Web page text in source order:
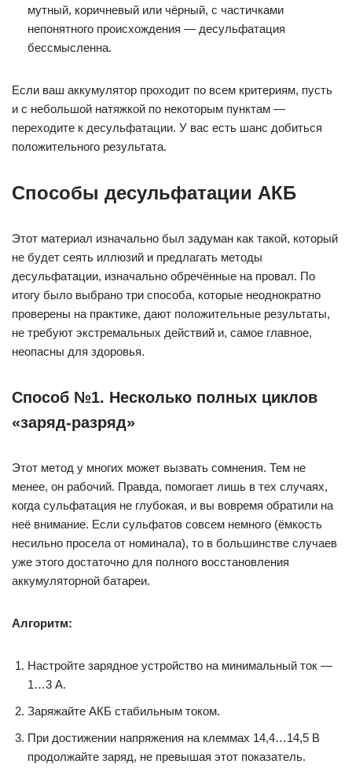
мутный, коричневый или чёрный, с частичками
непонятного происхождения — десульфатация
бессмысленна.
Если ваш аккумулятор проходит по всем критериям, пусть
и с небольшой натяжкой по некоторым пунктам —
переходите к десульфатации. У вас есть шанс добиться
положительного результата.
Способы десульфатации АКБ
Этот материал изначально был задуман как такой, который
не будет сеять иллюзий и предлагать методы
десульфатации, изначально обречённые на провал. По
итогу было выбрано три способа, которые неоднократно
проверены на практике, дают положительные результаты,
не требуют экстремальных действий и, самое главное,
неопасны для здоровья.
Способ №1. Несколько полных циклов
«заряд-разряд»
Этот метод у многих может вызвать сомнения. Тем не
менее, он рабочий. Правда, помогает лишь в тех случаях,
когда сульфатация не глубокая, и вы вовремя обратили на
неё внимание. Если сульфатов совсем немного (ёмкость
несильно просела от номинала), то в большинстве случаев
уже этого достаточно для полного восстановления
аккумуляторной батареи.
Алгоритм:
Настройте зарядное устройство на минимальный ток —
1…3 А.
Заряжайте АКБ стабильным током.
При достижении напряжения на клеммах 14,4…14,5 В
продолжайте заряд, не превышая этот показатель.